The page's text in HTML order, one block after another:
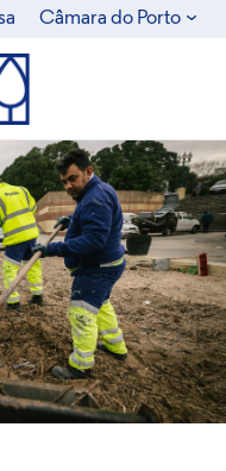
Câmara do Porto
Energia do Porto
Social